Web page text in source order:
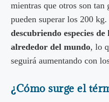
mientras que otros son tan
pueden superar los 200
descubriendo especies
alrededor del mundo, lo
seguirá aumentando con
¿Cómo surge el